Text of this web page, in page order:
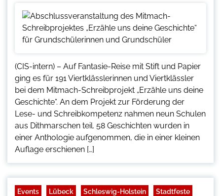
(CIS-intern) – Auf Fantasie-Reise mit Stift und Papier
ging es für 191 Viertklässlerinnen und Viertklässler
bei dem Mitmach-Schreibprojekt „Erzähle uns deine
Geschichte“. An dem Projekt zur Förderung der
Lese- und Schreibkompetenz nahmen neun Schulen
aus Dithmarschen teil. 58 Geschichten wurden in
einer Anthologie aufgenommen, die in einer kleinen
Auflage erschienen […]
Events Lübeck Schleswig-Holstein
Stadtfeste